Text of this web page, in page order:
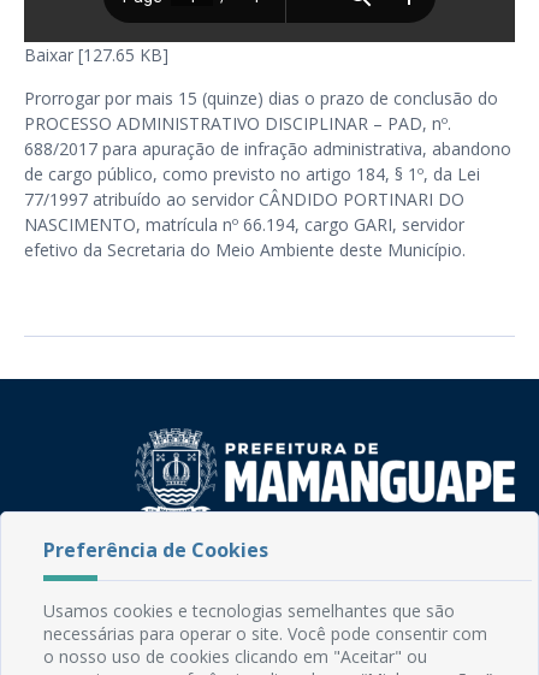
Baixar [127.65 KB]
Prorrogar por mais 15 (quinze) dias o prazo de conclusão do
PROCESSO ADMINISTRATIVO DISCIPLINAR – PAD, nº.
688/2017 para apuração de infração administrativa, abandono
de cargo público, como previsto no artigo 184, § 1º, da Lei
77/1997 atribuído ao servidor CÂNDIDO PORTINARI DO
NASCIMENTO, matrícula nº 66.194, cargo GARI, servidor
efetivo da Secretaria do Meio Ambiente deste Município.
Rua do Imperador, 78, Centro
CEP: 58.280-000 - Mamanguape/PB
Fone: (83) 3292-2246
Email: comunicacao@mamanguape.pb.gov.br
Expediente: Segunda à Sexta, das 08h às 13h
Preferência de Cookies
Usamos cookies e tecnologias semelhantes que são
necessárias para operar o site. Você pode consentir com
o nosso uso de cookies clicando em "Aceitar" ou